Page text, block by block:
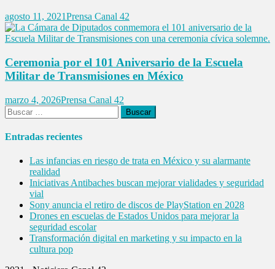
agosto 11, 2021Prensa Canal 42
Ceremonia por el 101 Aniversario de la Escuela
Militar de Transmisiones en México
marzo 4, 2026Prensa Canal 42
Buscar:
Entradas recientes
Las infancias en riesgo de trata en México y su alarmante
realidad
Iniciativas Antibaches buscan mejorar vialidades y seguridad
vial
Sony anuncia el retiro de discos de PlayStation en 2028
Drones en escuelas de Estados Unidos para mejorar la
seguridad escolar
Transformación digital en marketing y su impacto en la
cultura pop